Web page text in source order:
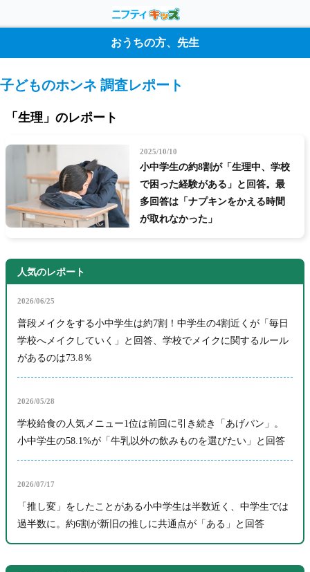
おうちの方、先生
子どものホンネ 調査レポート
「生理」のレポート
小中学生の約8割が「生理中、学校
で困った経験がある」と回答。最
多回答は「ナプキンをかえる時間
が取れなかった」
2025/10/10
人気のレポート
2026/06/25
普段メイクをする小中学生は約7割！中学生の4割近くが「毎日
学校へメイクしていく」と回答、学校でメイクに関するルール
があるのは73.8％
2026/05/28
学校給食の人気メニュー1位は前回に引き続き「あげパン」。
小中学生の58.1%が「牛乳以外の飲みものを選びたい」と回答
2026/07/17
「推し変」をしたことがある小中学生は半数近く、中学生では
過半数に。約6割が新旧の推しに共通点が「ある」と回答